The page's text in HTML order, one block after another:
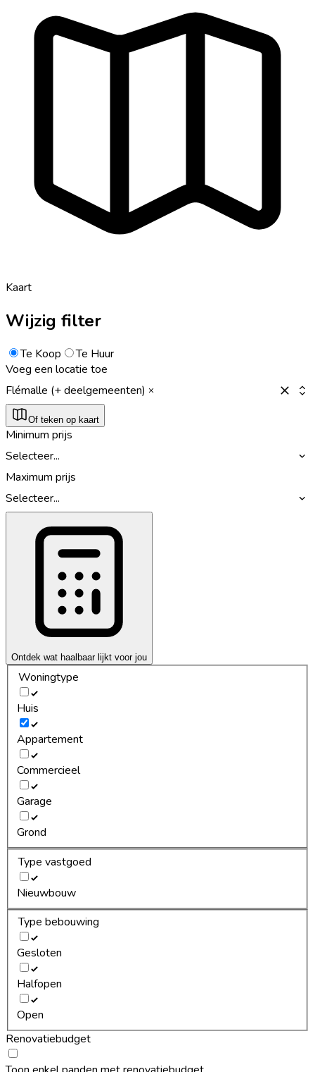
Kaart
Wijzig filter
Te Koop
Te Huur
Voeg een locatie toe
Flémalle (+ deelgemeenten)
Of teken op kaart
Minimum prijs
Selecteer...
Maximum prijs
Selecteer...
Ontdek wat haalbaar lijkt voor jou
Woningtype
Huis
Appartement
Commercieel
Garage
Grond
Type vastgoed
Nieuwbouw
Type bebouwing
Gesloten
Halfopen
Open
Renovatiebudget